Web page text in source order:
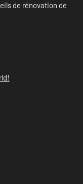
de rénovation de